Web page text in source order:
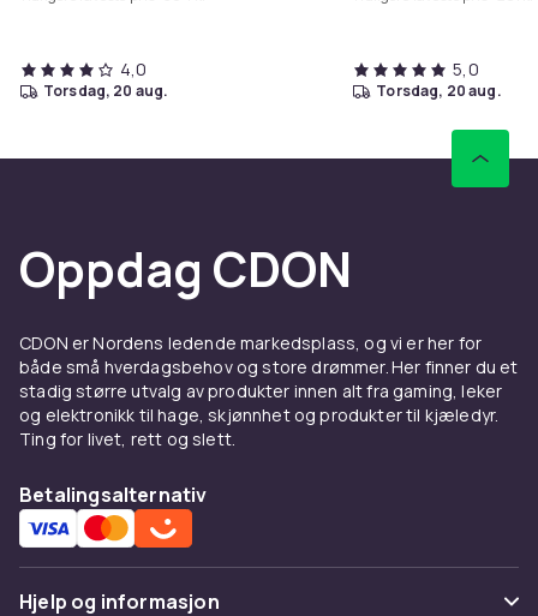
4,0
torsdag, 20 aug.
5,0
torsdag, 20 aug.
Oppdag CDON
CDON er Nordens ledende markedsplass, og vi er her for
både små hverdagsbehov og store drømmer. Her finner du et
stadig større utvalg av produkter innen alt fra gaming, leker
og elektronikk til hage, skjønnhet og produkter til kjæledyr.
Ting for livet, rett og slett.
Betalingsalternativ
Hjelp og informasjon